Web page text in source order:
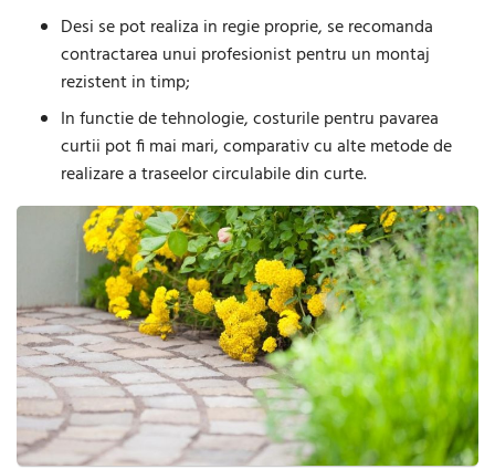
Desi se pot realiza in regie proprie, se recomanda
contractarea unui profesionist pentru un montaj
rezistent in timp;
In functie de tehnologie, costurile pentru pavarea
curtii pot fi mai mari, comparativ cu alte metode de
realizare a traseelor circulabile din curte.